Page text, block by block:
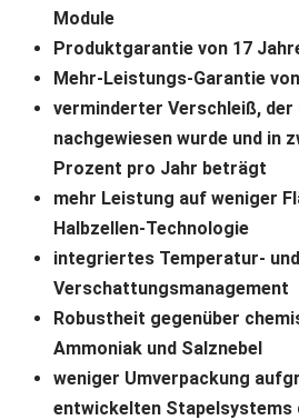
Module
Produktgarantie von 17
Mehr-Leistungs-Garantie
verminderter Verschleiß,
nachgewiesen wurde und in
Prozent pro Jahr beträgt
mehr Leistung auf weniger
Halbzellen-Technologie
integriertes Temperatur- und
Verschattungsmanagement
Robustheit gegenüber
Ammoniak und Salznebel
weniger Umverpackung
entwickelten Stapelsystems